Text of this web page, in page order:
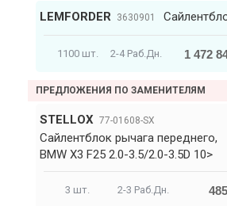
LEMFORDER 3630901
1100 шт. 2-4 Раб.Дн. 1 472
ПРЕДЛОЖЕНИЯ ПО ЗАМЕНИТЕЛЯМ
STELLOX 77-01608-SX
Сайлентблок рычага переднего,
BMW X3 F25 2.0-3.5/2.0-3.5D 10>
3 шт. 2-3 Раб.Дн.